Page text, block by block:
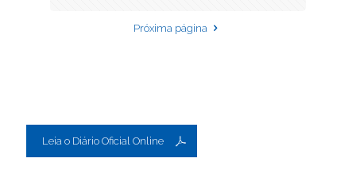
Próxima página
Leia o Diário Oficial Online